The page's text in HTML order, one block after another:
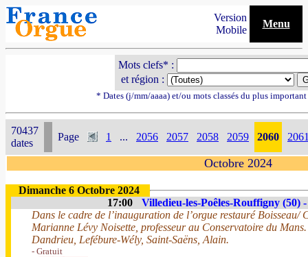
Version
Mobile
Menu
Mots clefs* :
et région :
* Dates (j/mm/aaaa) et/ou mots classés du plus
70437
dates
Page 1 ... 2056 2057 2058 2059 2060
Octobre 2024
Dimanche 6 Octobre 2024
17:00
Villedieu-les-Poêles-Rouffigny (50)
Dans le cadre de l’inauguration de l’orgue restauré Boisseau/
Marianne Lévy Noisette, professeur au Conservatoire du Mans.
Dandrieu, Lefébure-Wély, Saint-Saëns, Alain.
- Gratuit